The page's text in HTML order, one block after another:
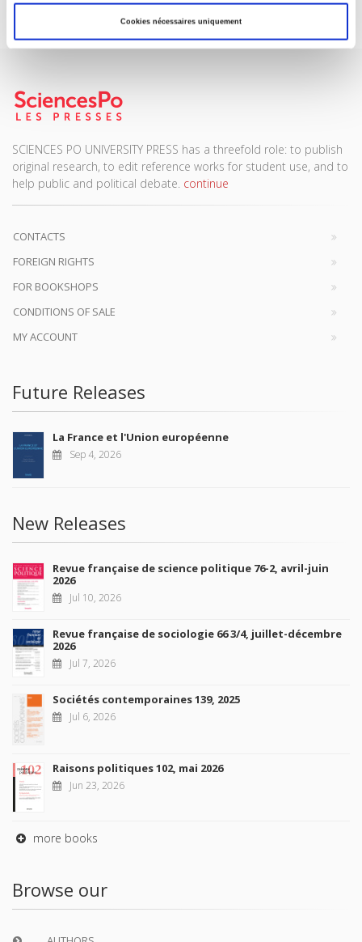
Cookies nécessaires uniquement
Subscribe today
SCIENCES PO UNIVERSITY PRESS has a threefold role: to publish
original research, to edit reference works for student use, and to
help public and political debate. continue
CONTACTS
FOREIGN RIGHTS
FOR BOOKSHOPS
CONDITIONS OF SALE
MY ACCOUNT
Future Releases
La France et l'Union européenne
Sep 4, 2026
New Releases
Revue française de science politique 76-2, avril-juin
2026
Jul 10, 2026
Revue française de sociologie 66 3/4, juillet-décembre
2026
Jul 7, 2026
Sociétés contemporaines 139, 2025
Jul 6, 2026
Raisons politiques 102, mai 2026
Jun 23, 2026
more books
Browse our